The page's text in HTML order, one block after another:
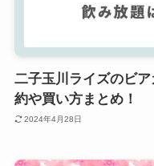
二子玉川ライズのビ
約や買い方まとめ！
2024年4月28日